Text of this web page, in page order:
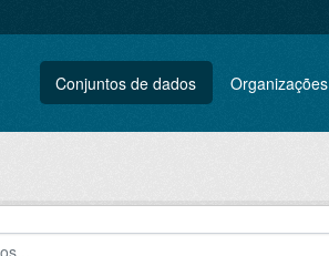
Conjuntos de dados Organizações